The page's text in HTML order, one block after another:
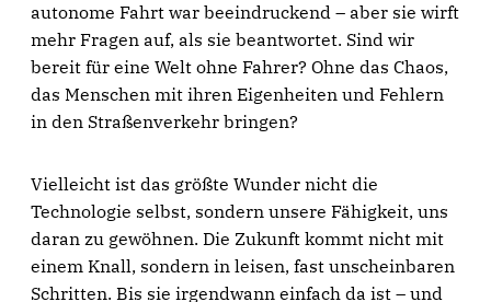
autonome Fahrt war beeindruckend – aber sie wirft
mehr Fragen auf, als sie beantwortet. Sind wir
bereit für eine Welt ohne Fahrer? Ohne das Chaos,
das Menschen mit ihren Eigenheiten und Fehlern
in den Straßenverkehr bringen?
Vielleicht ist das größte Wunder nicht die
Technologie selbst, sondern unsere Fähigkeit, uns
daran zu gewöhnen. Die Zukunft kommt nicht mit
einem Knall, sondern in leisen, fast unscheinbaren
Schritten. Bis sie irgendwann einfach da ist – und